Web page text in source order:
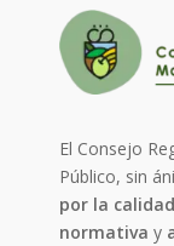
El Consejo
Público, sin
por la calidad
normativa y